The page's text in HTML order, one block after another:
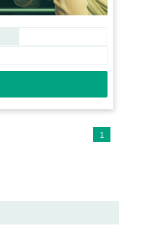
1